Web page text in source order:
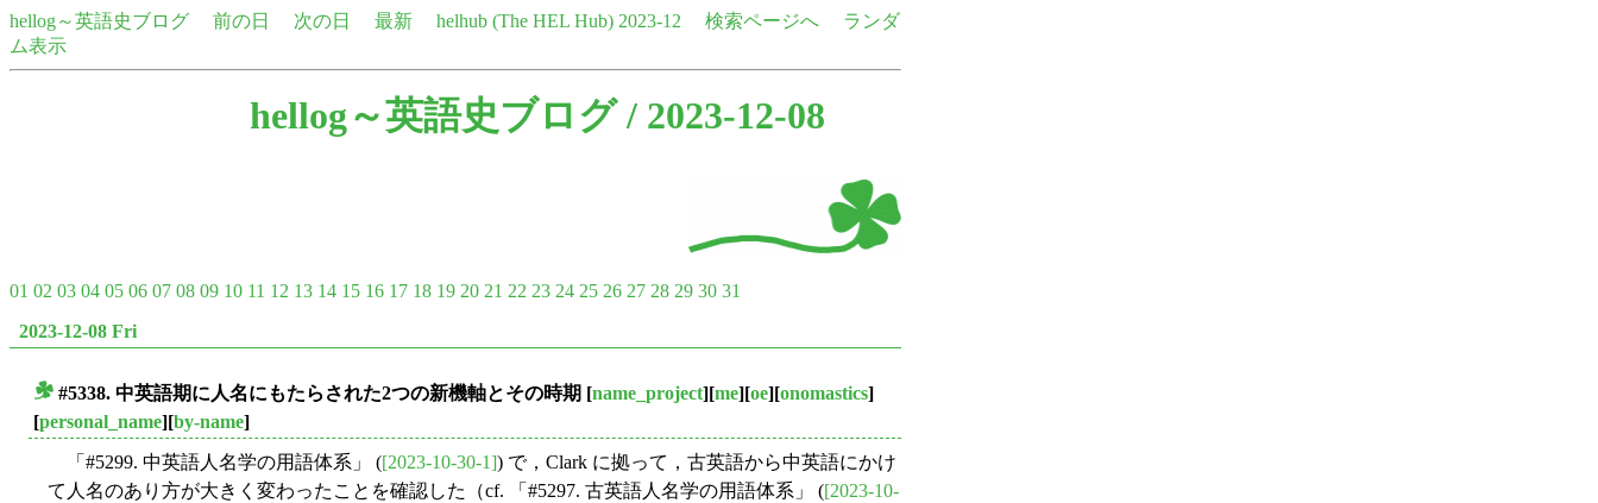
hellog～英語史ブログ 前の日 次の日 最新 helhub (The HEL Hub) 2023-12 検索ページへ
ランダ
ム表示
hellog～英語史ブログ/ 2023-12-08
01 02 03 04 05 06 07 08 09 10 11 12 13 14 15 16 17 18 19 20 21 22 23 24 25 26 27 28 29 30 31
2023-12-08 Fri
#5338. 中英語期に人名にもたらされた2つの新機軸とその時期 [name_project][me][oe][onomastics]
[personal_name][by-name]
「#5299. 中英語人名学の用語体系」 ([2023-10-30-1]) で，Clark に拠って，古英語から中英語にかけ
て人名のあり方が大きく変わったことを確認した（cf. 「#5297. 古英語人名学の用語体系」 ([2023-10-